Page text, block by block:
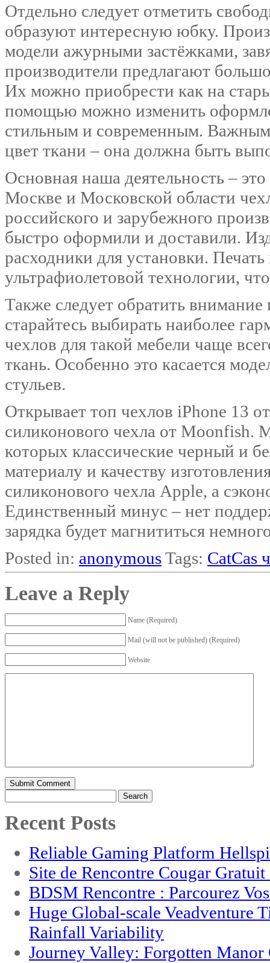
Отдельно следует отметить
образуют интересную юбку.
модели ажурными застёжками,
производители предлагают
Их можно приобрести как на
помощью можно изменить
стильным и современным. Важным
цвет ткани – она должна быть
Основная наша деятельность –
Москве и Московской области
российского и зарубежного
быстро оформили и доставили.
расходники для установки.
ультрафиолетовой технологии,
Также следует обратить
старайтесь выбирать наиболее
чехлов для такой мебели чаще
ткань. Особенно это касается
стульев.
Открывает топ чехлов iPhone 13
силиконового чехла от Moonfish.
которых классические черный и
материалу и качеству
силиконового чехла Apple, а
Единственный минус – нет
зарядка будет магнититься
Posted in: anonymousTags: CatCas
Leave a Reply
Name (Required)
Mail (will not be published) (Required)
Website
for:
Recent Posts
Reliable Gaming Platform
Site de Rencontre Cougar
BDSM Rencontre : Parcourez
Huge Global-scale Veadventure
Rainfall Variability
Journey Valley: Forgotten